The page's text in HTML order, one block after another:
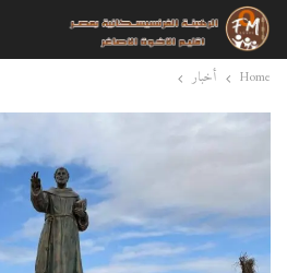
Home أخبار